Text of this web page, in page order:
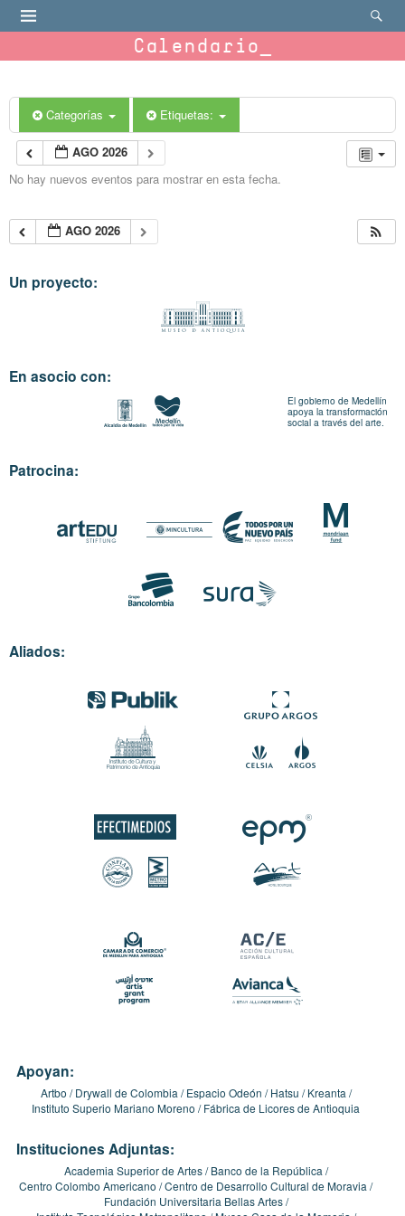
Calendario
Categorías Etiquetas:
AGO 2026
No hay nuevos eventos para mostrar en esta fecha.
AGO 2026
Un proyecto:
En asocio con:
El gobierno de Medellín
apoya la transformación
social a través del arte.
Patrocina:
Aliados:
Apoyan:
Artbo Drywall de Colombia Espacio Odeón Hatsu
Kreanta
Instituto Superio Mariano Moreno
Fábrica de Licores de Antioquia
Instituciones Adjuntas:
Academia Superior de Artes
Banco de la República
Centro Colombo Americano Centro de Desarrollo Cultural de Moravia
Fundación Universitaria Bellas Artes